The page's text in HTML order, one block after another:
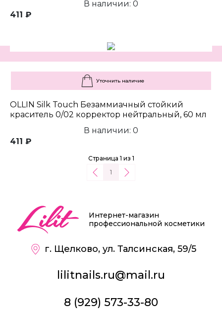
В наличии: 0
411 ₽
Уточнить наличие
OLLIN Silk Touch Безаммиачный стойкий
краситель 0/02 корректор нейтральный, 60 мл
В наличии: 0
411 ₽
Страница 1 из 1
1
Интернет-магазин
профессиональной косметики
г. Щелково, ул. Талсинская, 59/5
lilitnails.ru@mail.ru
8 (929) 573-33-80